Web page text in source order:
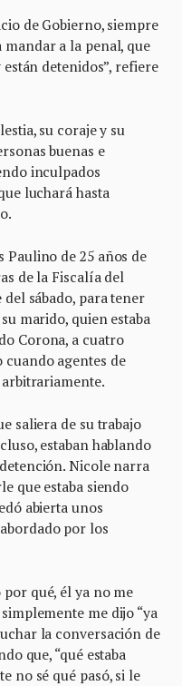
de Gobierno, siempre
mandar a la penal, que
detenidos”, refiere
su coraje y su
buenas e
inculpados
luchará hasta
Paulino de 25 años de
de la Fiscalía del
del sábado, para tener
marido, quien estaba
Corona, a cuatro
cuando agentes de
saliera de su trabajo
estaban hablando
Nicole narra
que estaba siendo
abierta unos
por los
por qué, él ya no me
me dijo “ya
la conversación de
que, “qué estaba
no sé qué pasó, si le